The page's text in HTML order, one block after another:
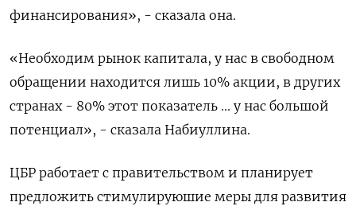
финансирования», - сказала она.
«Необходим рынок капитала, у нас в свободном
обращении находится лишь 10% акции, в других
странах - 80% этот показатель ... у нас большой
потенциал», - сказала Набиуллина.
ЦБР работает с правительством и планирует
предложить стимулируюшие меры для развития